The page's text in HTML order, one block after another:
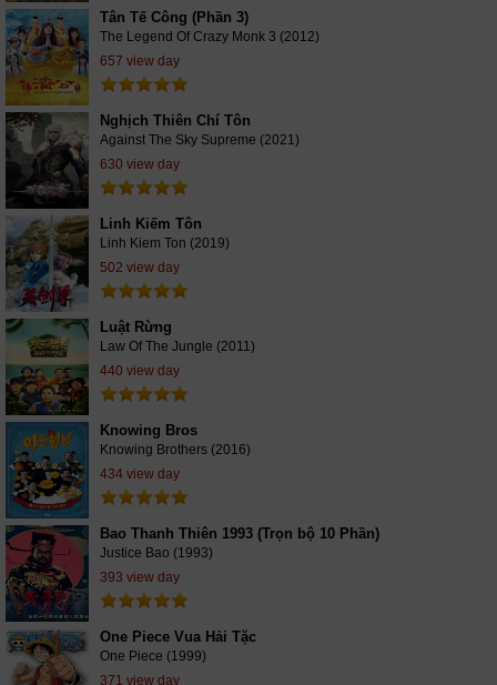
Tân Tế Công (Phần 3)
The Legend Of Crazy Monk 3 (2012)
657 view day
Nghịch Thiên Chí Tôn
Against The Sky Supreme (2021)
630 view day
Linh Kiếm Tôn
Linh Kiem Ton (2019)
502 view day
Luật Rừng
Law Of The Jungle (2011)
440 view day
Knowing Bros
Knowing Brothers (2016)
434 view day
Bao Thanh Thiên 1993 (Trọn bộ 10 Phần)
Justice Bao (1993)
393 view day
One Piece Vua Hải Tặc
One Piece (1999)
371 view day